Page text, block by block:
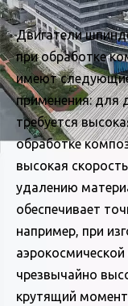
Двигатели
при обработке
имеют следующие
применения: для
требуется
обработке
высокая
удалению
обеспечивает
например, при
аэрокосмической
чрезвычайно
крутящий